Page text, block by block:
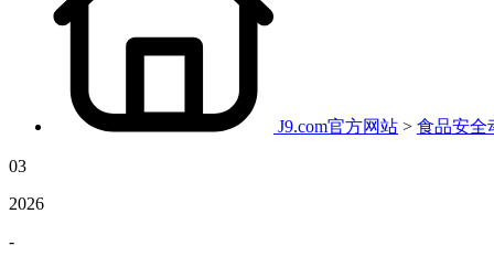
J9.com官方网站 > 食品安全
03
2026
-